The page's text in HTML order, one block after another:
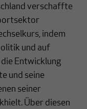
verschaffte
indem
und auf
Entwicklung
und seine
seiner
Über diesen